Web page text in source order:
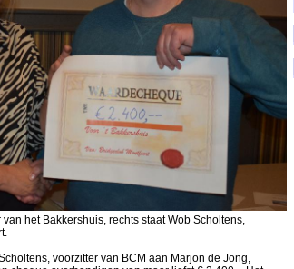
het Bakkershuis, rechts staat Wob Scholtens,
voorzitter van BCM aan Marjon de Jong,